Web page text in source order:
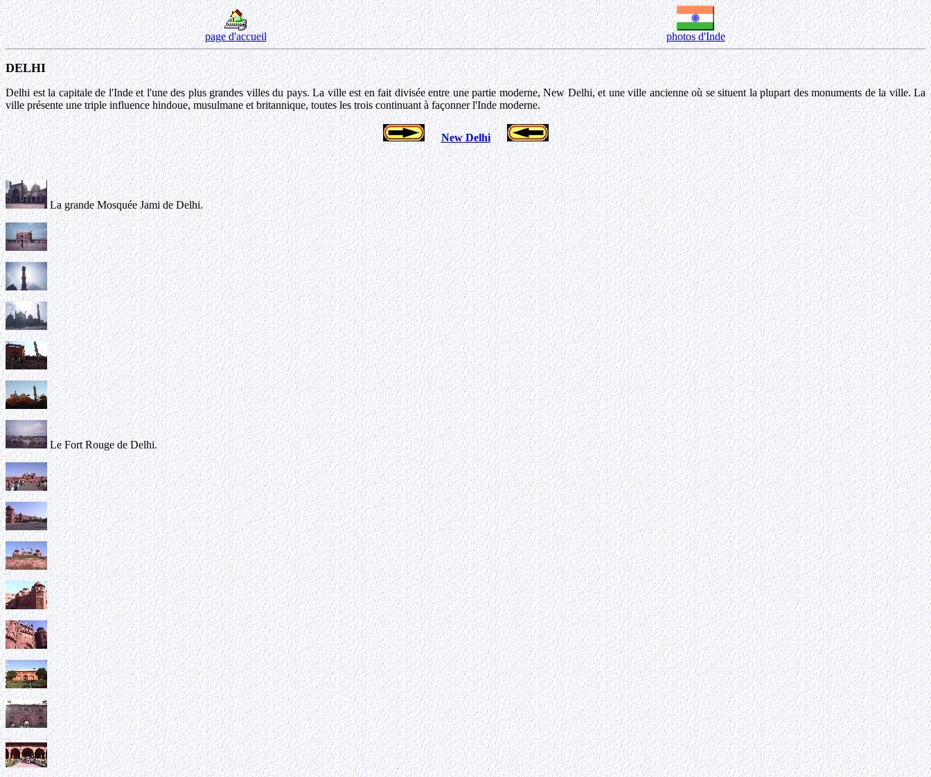
page d'accueil photos d'Inde
DELHI
Delhi est la capitale de l'Inde et l'une des plus grandes villes du pays. La ville est en fait divisée entre une partie moderne, New Delhi, et une ville ancienne où se situent la plupart des monuments de la ville. La
ville présente une triple influence hindoue, musulmane et britannique, toutes les trois continuant à façonner l'Inde moderne.
New Delhi
La grande Mosquée Jami de Delhi.
Le Fort Rouge de Delhi.